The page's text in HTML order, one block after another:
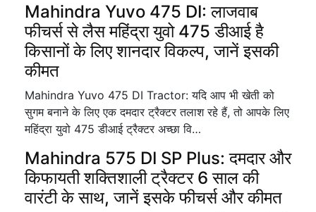
Mahindra Yuvo 475 DI: लाजवाब
फीचर्स से लैस महिंद्रा युवो 475 डीआई है
किसानों के लिए शानदार विकल्प, जानें इसकी
कीमत
Mahindra Yuvo 475 DI Tractor: यदि आप भी खेती को
सुगम बनाने के लिए एक दमदार ट्रैक्टर तलाश रहे हैं, तो आपके लिए
महिंद्रा युवो 475 डीआई ट्रैक्टर अच्छा वि…
Mahindra 575 DI SP Plus: दमदार और
किफायती शक्तिशाली ट्रैक्टर 6 साल की
वारंटी के साथ, जानें इसके फीचर्स और कीमत